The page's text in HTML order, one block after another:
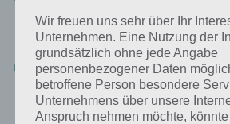
und klickt auf den Scanner bei der Tür.
öffnen.
Level 3: Die Lösung zu Level 3 ist
alle Buttons links neben der Tür
einen das Licht oben an sowie werden
Damit ist auch Level 3 gelöst.
Wir freuen uns sehr über Ihr
Unternehmen. Eine Nutzung der
grundsätzlich ohne jede Angabe
personenbezogener Daten
betroffene Person besondere
Unternehmens über unsere
Anspruch nehmen möchte,